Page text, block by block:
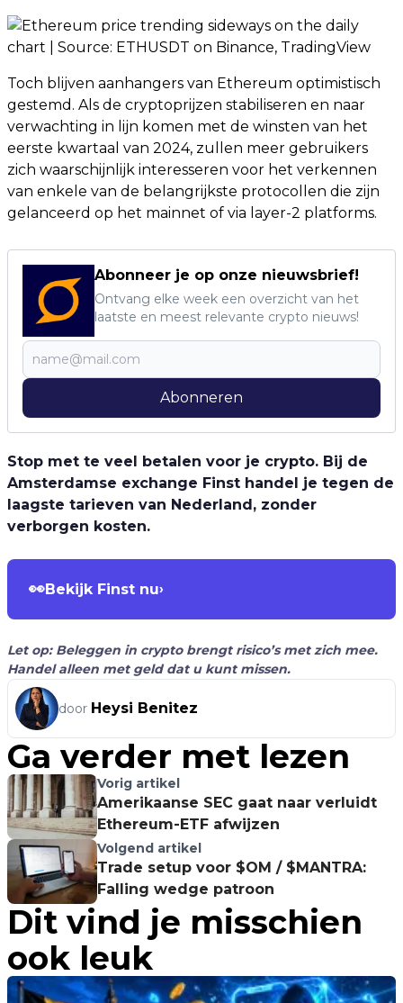
Toch blijven aanhangers van Ethereum optimistisch
gestemd. Als de cryptoprijzen stabiliseren en naar
verwachting in lijn komen met de winsten van het
eerste kwartaal van 2024, zullen meer gebruikers
zich waarschijnlijk interesseren voor het verkennen
van enkele van de belangrijkste protocollen die zijn
gelanceerd op het mainnet of via layer-2 platforms.
Abonneer je op onze nieuwsbrief!
Ontvang elke week een overzicht van het
laatste en meest relevante crypto nieuws!
Abonneren
Stop met te veel betalen voor je crypto. Bij de
Amsterdamse exchange Finst handel je tegen de
laagste tarieven van Nederland, zonder
verborgen kosten.
👀Bekijk Finst nu›
Let op: Beleggen in crypto brengt risico’s met zich mee.
Handel alleen met geld dat u kunt missen.
door Heysi Benitez
Ga verder met lezen
Vorig artikel
Amerikaanse SEC gaat naar verluidt
Ethereum-ETF afwijzen
Volgend artikel
Trade setup voor $OM / $MANTRA:
Falling wedge patroon
Dit vind je misschien
ook leuk